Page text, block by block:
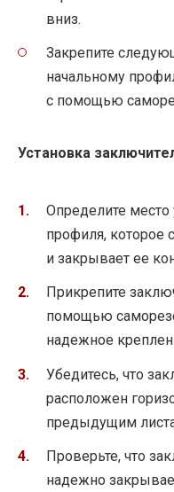
вниз.
Закрепите
начальному
с помощью
Установка
Определите место
профиля, которое
и закрывает ее
Прикрепите
помощью
надежное
Убедитесь, что
расположен
предыдущим
Проверьте, что
надежно